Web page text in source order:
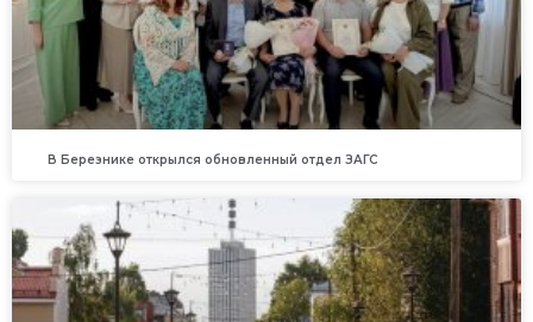
В Березнике открылся обновленный отдел ЗАГС